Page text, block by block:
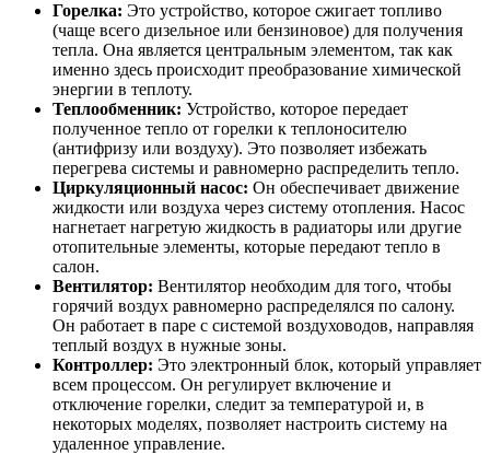
Горелка: Это устройство, которое сжигает топливо
(чаще всего дизельное или бензиновое) для получения
тепла. Она является центральным элементом, так как
именно здесь происходит преобразование химической
энергии в теплоту.
Теплообменник: Устройство, которое передает
полученное тепло от горелки к теплоносителю
(антифризу или воздуху). Это позволяет избежать
перегрева системы и равномерно распределить тепло.
Циркуляционный насос: Он обеспечивает движение
жидкости или воздуха через систему отопления. Насос
нагнетает нагретую жидкость в радиаторы или другие
отопительные элементы, которые передают тепло в
салон.
Вентилятор: Вентилятор необходим для того, чтобы
горячий воздух равномерно распределялся по салону.
Он работает в паре с системой воздуховодов, направляя
теплый воздух в нужные зоны.
Контроллер: Это электронный блок, который управляет
всем процессом. Он регулирует включение и
отключение горелки, следит за температурой и, в
некоторых моделях, позволяет настроить систему на
удаленное управление.